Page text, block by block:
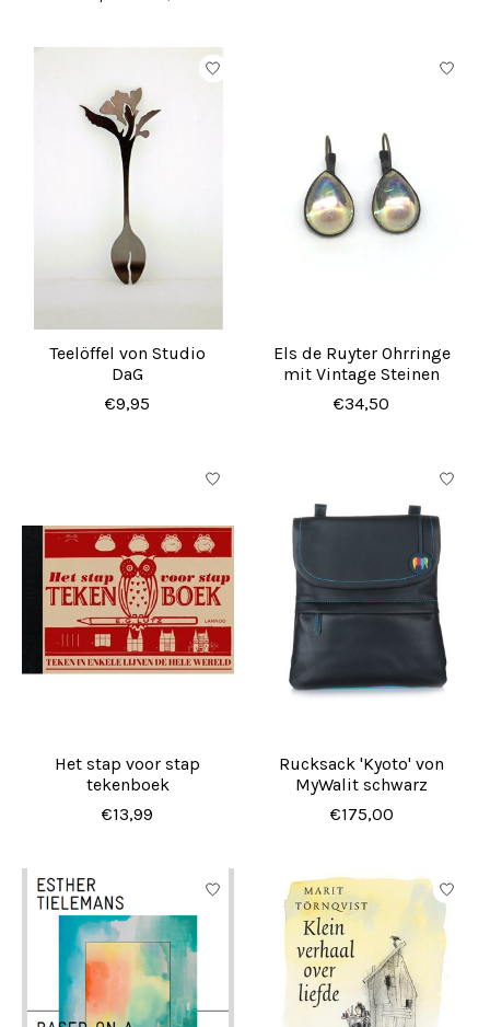
Teelöffel von Studio
DaG
€9,95
Els de Ruyter Ohrringe
mit Vintage Steinen
€34,50
Het stap voor stap
tekenboek
€13,99
Rucksack 'Kyoto' von
MyWalit schwarz
€175,00